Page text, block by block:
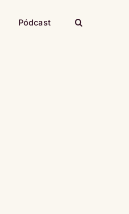
Pódcast